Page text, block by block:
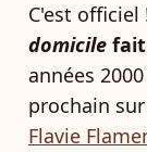
C'est officiel
domicile
années
prochain sur
Flavie